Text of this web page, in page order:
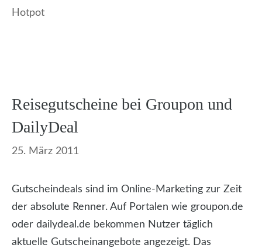
Hotpot
Reisegutscheine bei Groupon und
DailyDeal
25. März 2011
Gutscheindeals sind im Online-Marketing zur Zeit
der absolute Renner. Auf Portalen wie groupon.de
oder dailydeal.de bekommen Nutzer täglich
aktuelle Gutscheinangebote angezeigt. Das